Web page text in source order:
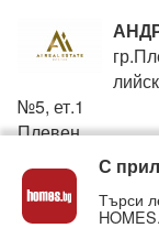
№5, ет.1
Плевен
phone С
Търси